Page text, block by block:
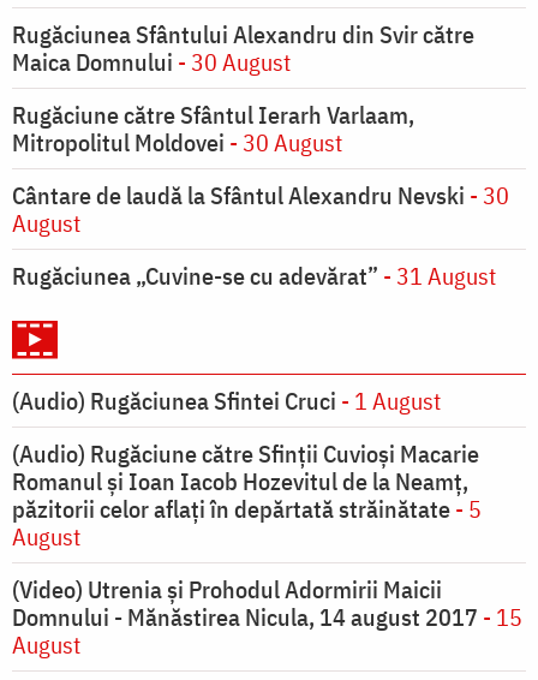
Rugăciunea Sfântului Alexandru din Svir către
Maica Domnului - 30 August
Rugăciune către Sfântul Ierarh Varlaam,
Mitropolitul Moldovei - 30 August
Cântare de laudă la Sfântul Alexandru Nevski - 30
August
Rugăciunea „Cuvine-se cu adevărat” - 31 August
(Audio) Rugăciunea Sfintei Cruci - 1 August
(Audio) Rugăciune către Sfinții Cuvioși Macarie
Romanul și Ioan Iacob Hozevitul de la Neamț,
păzitorii celor aflați în depărtată străinătate- 5
August
(Video) Utrenia și Prohodul Adormirii Maicii
Domnului - Mănăstirea Nicula, 14 august 2017 - 15
August